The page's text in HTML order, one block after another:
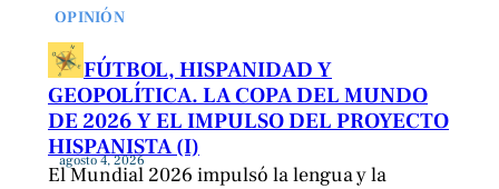
OPINIÓN
FÚTBOL, HISPANIDAD Y
GEOPOLÍTICA. LA COPA DEL MUNDO
DE 2026 Y EL IMPULSO DEL PROYECTO
HISPANISTA (I)
agosto 4, 2026
El Mundial 2026 impulsó la lengua y la